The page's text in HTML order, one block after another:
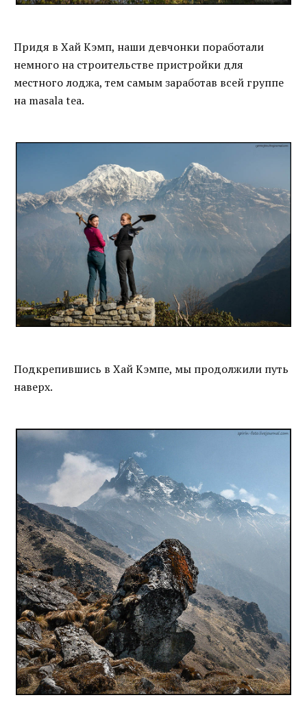
Придя в Хай Кэмп, наши девчонки поработали
немного на строительстве пристройки для
местного лоджа, тем самым заработав всей группе
на masala tea.
Подкрепившись в Хай Кэмпе, мы продолжили путь
наверх.